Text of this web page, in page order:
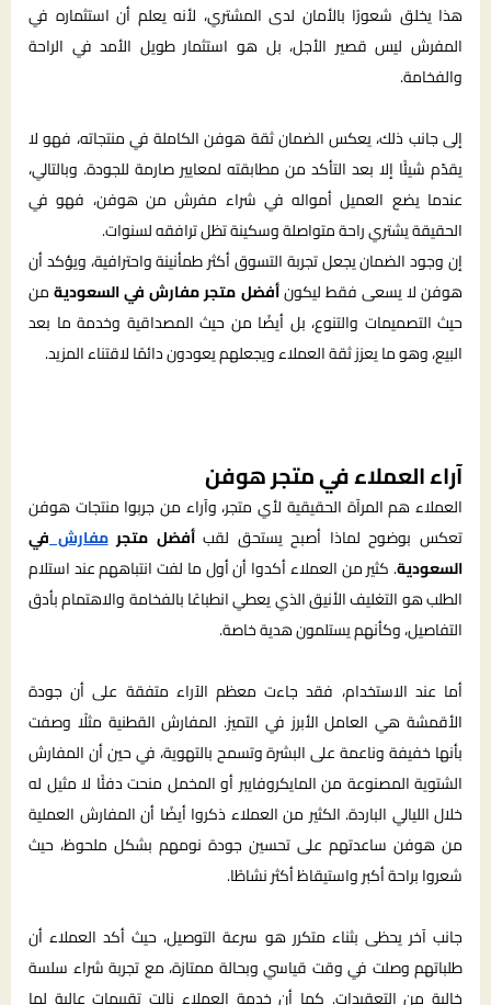
هذا يخلق شعورًا بالأمان لدى المشتري، لأنه يعلم أن استثماره في
المفرش ليس قصير الأجل، بل هو استثمار طويل الأمد في الراحة
والفخامة.
إلى جانب ذلك، يعكس الضمان ثقة هوفن الكاملة في منتجاته، فهو لا
يقدّم شيئًا إلا بعد التأكد من مطابقته لمعايير صارمة للجودة. وبالتالي،
عندما يضع العميل أمواله في شراء مفرش من هوفن، فهو في
الحقيقة يشتري راحة متواصلة وسكينة تظل ترافقه لسنوات.
إن وجود الضمان يجعل تجربة التسوق أكثر طمأنينة واحترافية، ويؤكد أن
هوفن لا يسعى فقط ليكونأفضل متجر مفارش في السعوديةمن
حيث التصميمات والتنوع، بل أيضًا من حيث المصداقية وخدمة ما بعد
البيع، وهو ما يعزز ثقة العملاء ويجعلهم يعودون دائمًا لاقتناء المزيد.
آراء العملاء في متجر هوفن
العملاء هم المرآة الحقيقية لأي متجر، وآراء من جربوا منتجات هوفن
تعكس بوضوح لماذا أصبح يستحق لقبأفضل متجرمفارشفي
السعودية. كثير من العملاء أكدوا أن أول ما لفت انتباههم عند استلام
الطلب هو التغليف الأنيق الذي يعطي انطباعًا بالفخامة والاهتمام بأدق
التفاصيل، وكأنهم يستلمون هدية خاصة.
أما عند الاستخدام، فقد جاءت معظم الآراء متفقة على أن جودة
الأقمشة هي العامل الأبرز في التميز. المفارش القطنية مثلًا وصفت
بأنها خفيفة وناعمة على البشرة وتسمح بالتهوية، في حين أن المفارش
الشتوية المصنوعة من المايكروفايبر أو المخمل منحت دفئًا لا مثيل له
خلال الليالي الباردة. الكثير من العملاء ذكروا أيضًا أن المفارش العملية
من هوفن ساعدتهم على تحسين جودة نومهم بشكل ملحوظ، حيث
شعروا براحة أكبر واستيقاظ أكثر نشاطًا.
جانب آخر يحظى بثناء متكرر هو سرعة التوصيل، حيث أكد العملاء أن
طلباتهم وصلت في وقت قياسي وبحالة ممتازة، مع تجربة شراء سلسة
خالية من التعقيدات. كما أن خدمة العملاء نالت تقييمات عالية لما